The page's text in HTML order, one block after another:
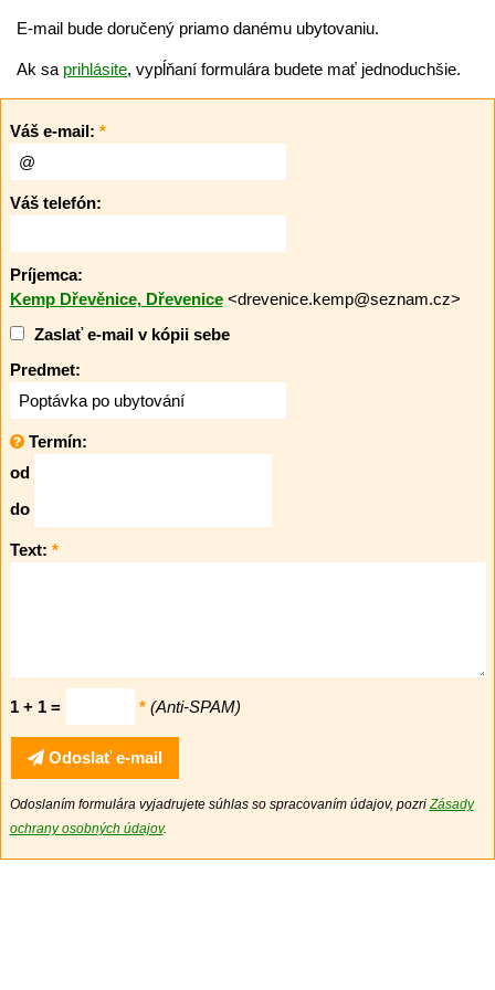
E-mail bude doručený priamo danému ubytovaniu.
Ak sa prihlásite, vypĺňaní formulára budete mať jednoduchšie.
Váš e-mail: *
Váš telefón:
Príjemca:
Kemp Dřevěnice, Dřevenice<drevenice.kemp@seznam.cz>
Zaslať e-mail v kópii sebe
Predmet:
Termín:
od
do
Text: *
1 + 1 = * (Anti-SPAM)
Odoslať e-mail
Odoslaním formulára vyjadrujete súhlas so spracovaním údajov, pozri Zásady
ochrany osobných údajov.